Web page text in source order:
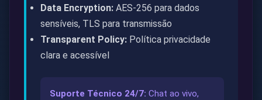
Data Encryption: AES-256 para dados
sensíveis, TLS para transmissão
Transparent Policy: Política privacidade
clara e acessível
Suporte Técnico 24/7: Chat ao vivo,